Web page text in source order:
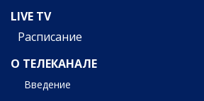
LIVE TV
Расписание
О ТЕЛЕКАНАЛЕ
Введение